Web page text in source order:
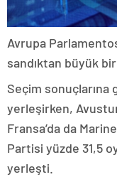
Avrupa
sandıktan büyük bir
Seçim sonuçlarına
yerleşirken,
Fransa’da da
Partisi yüzde 31,5
yerleşti.